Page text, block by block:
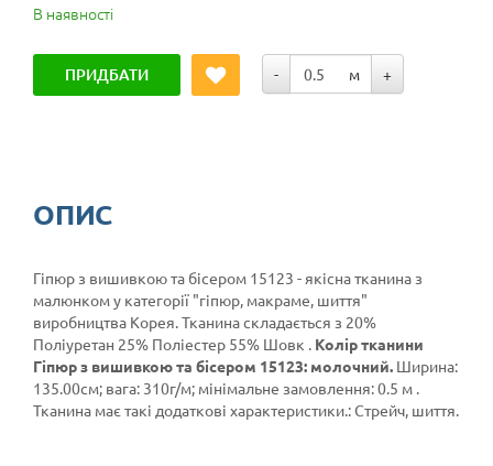
В наявності
ПРИДБАТИ - м +
ОПИС
Гіпюр з вишивкою та бісером 15123 - якісна тканина з
малюнком у категорії "гіпюр, макраме, шиття"
виробництва Корея. Тканина складається з 20%
Поліуретан 25% Поліестер 55% Шовк . Колір тканини
Гіпюр з вишивкою та бісером 15123: молочний. Ширина:
135.00см; вага: 310г/м; мінімальне замовлення: 0.5 м .
Тканина має такі додаткові характеристики.: Стрейч, шиття.